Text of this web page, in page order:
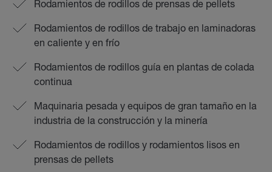
Rodamientos de rodillos de prensas de pellets
Rodamientos de rodillos de trabajo en laminadoras
en caliente y en frío
Rodamientos de rodillos guía en plantas de colada
continua
Maquinaria pesada y equipos de gran tamaño en la
industria de la construcción y la minería
Rodamientos de rodillos y rodamientos lisos en
prensas de pellets